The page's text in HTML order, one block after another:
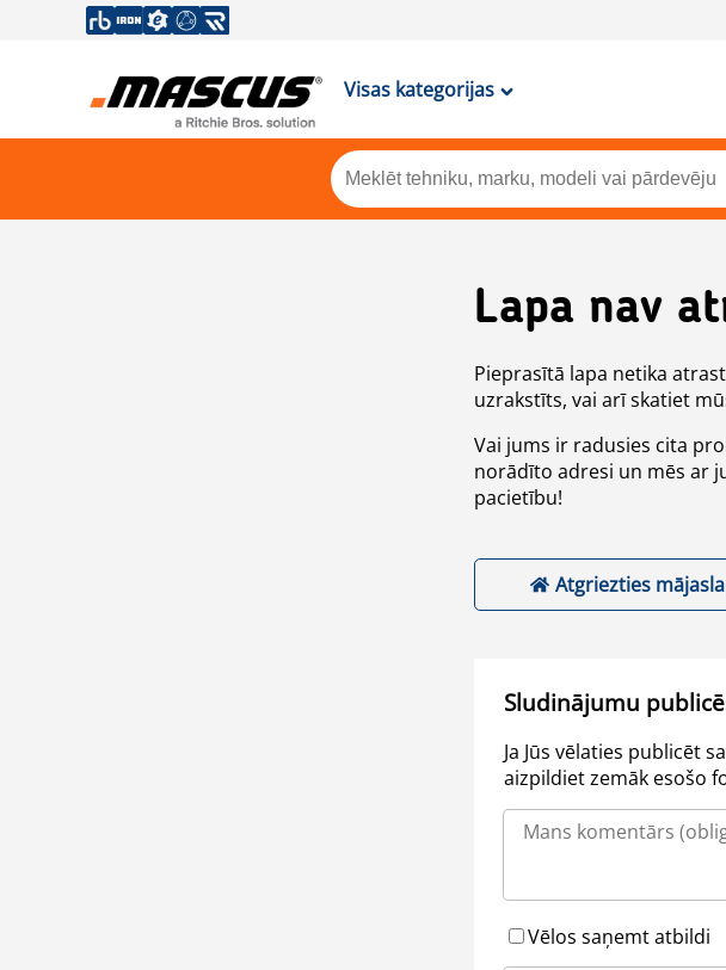
Visas kategorijas
Lapa nav
Pieprasītā lapa netika
uzrakstīts, vai arī skatiet
Vai jums ir radusies cita
norādīto adresi un mēs ar
pacietību!
Atgriezties
Sludinājumu
Ja Jūs vēlaties publicēt
aizpildiet zemāk esošo
Vēlos saņemt atbildi